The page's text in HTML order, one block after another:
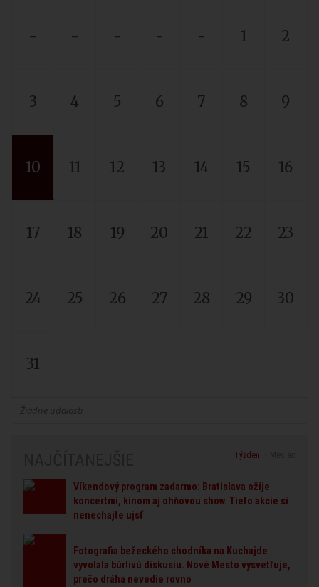
- - - - - 1 2
3 4 5 6 7 8 9
10 11 12 13 14 15 16
17 18 19 20 21 22 23
24 25 26 27 28 29 30
31
Žiadne udalosti
Týždeň
Víkendový program zadarmo: Bratislava ožije
koncertmi, kinom aj ohňovou show. Tieto akcie si
nenechajte ujsť
Fotografia bežeckého chodníka na Kuchajde
vyvolala búrlivú diskusiu. Nové Mesto vysvetľuje,
prečo dráha nevedie rovno